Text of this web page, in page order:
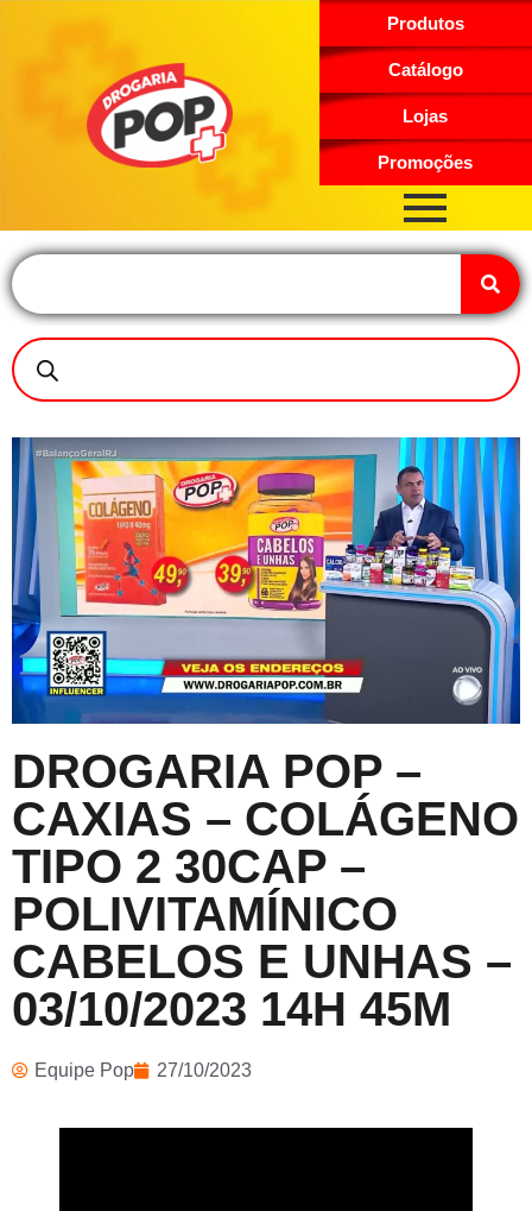
Produtos
Catálogo
Lojas
Promoções
DROGARIA POP –
CAXIAS – COLÁGENO
TIPO 2 30CAP –
POLIVITAMÍNICO
CABELOS E UNHAS –
03/10/2023 14H 45M
Equipe Pop 27/10/2023